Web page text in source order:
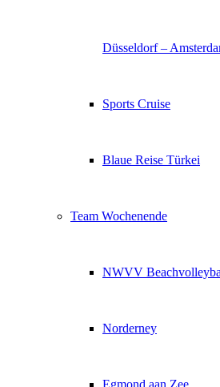
Düsseldorf –
Sports Cruise
Blaue Reise Türkei
Team Wochenende
NWVV
Norderney
Egmond aan Zee